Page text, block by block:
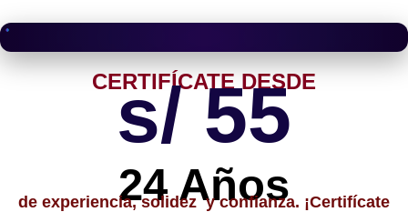
CERTIFÍCATE DESDE
s/ 55
24 Años
de experiencia, solidez y confianza. ¡Certifícate